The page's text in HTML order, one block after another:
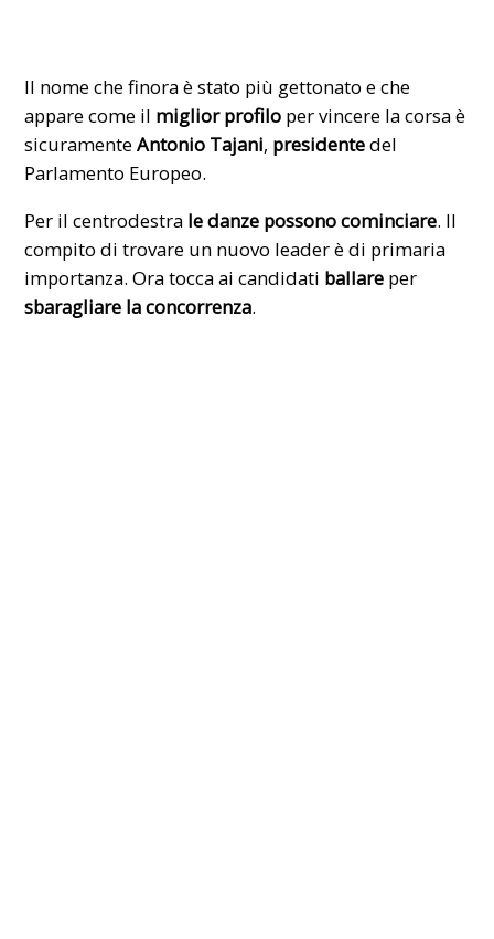
Il nome che finora è stato più gettonato e che
appare come il miglior profilo per vincere la corsa è
sicuramenteAntonio Tajani, presidentedel
Parlamento Europeo.
Per il centrodestra le danze possono cominciare. Il
compito di trovare un nuovo leader è di primaria
importanza. Ora tocca ai candidati ballare per
sbaragliare la concorrenza.